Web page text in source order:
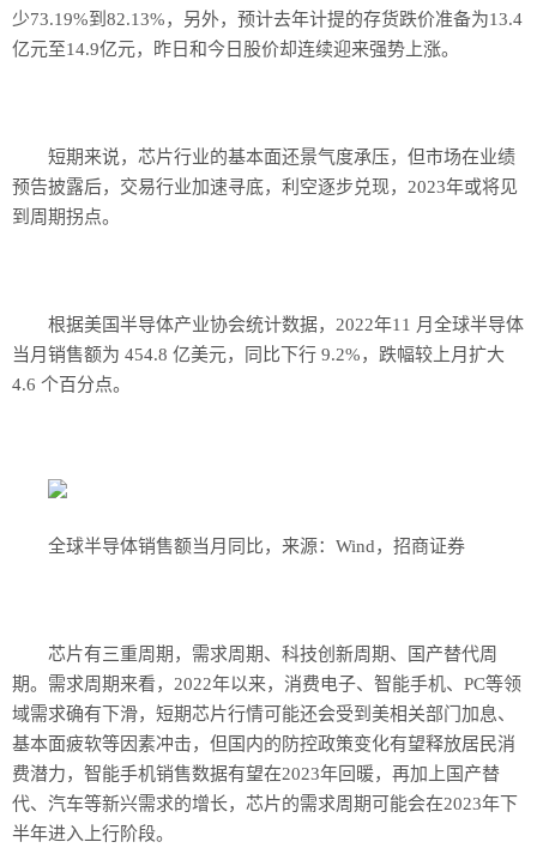
少73.19%到82.13%，另外，预计去年计提的存货跌价准备为13.4
亿元至14.9亿元，昨日和今日股价却连续迎来强势上涨。
短期来说，芯片行业的基本面还景气度承压，但市场在业绩
预告披露后，交易行业加速寻底，利空逐步兑现，2023年或将见
到周期拐点。
根据美国半导体产业协会统计数据，2022年11 月全球半导体
当月销售额为 454.8 亿美元，同比下行 9.2%，跌幅较上月扩大
4.6 个百分点。
全球半导体销售额当月同比，来源：Wind，招商证券
芯片有三重周期，需求周期、科技创新周期、国产替代周
期。需求周期来看，2022年以来，消费电子、智能手机、PC等领
域需求确有下滑，短期芯片行情可能还会受到美相关部门加息、
基本面疲软等因素冲击，但国内的防控政策变化有望释放居民消
费潜力，智能手机销售数据有望在2023年回暖，再加上国产替
代、汽车等新兴需求的增长，芯片的需求周期可能会在2023年下
半年进入上行阶段。